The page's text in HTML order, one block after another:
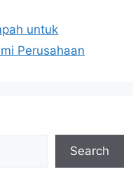
untuk
Perusahaan
Search